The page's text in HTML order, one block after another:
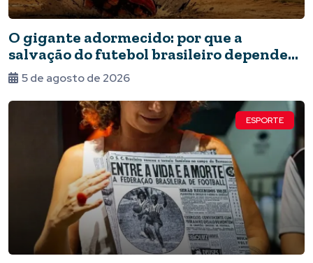
O gigante adormecido: por que a
salvação do futebol brasileiro depende
do Estado e da periferia
5 de agosto de 2026
ESPORTE